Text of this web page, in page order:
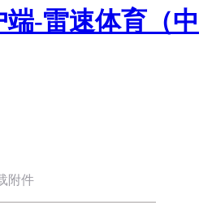
-雷速体育（中
附件